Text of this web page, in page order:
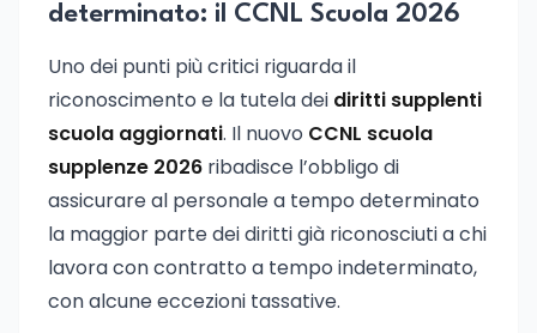
determinato: il CCNL Scuola 2026
Uno dei punti più critici riguarda il
riconoscimento e la tutela dei diritti supplenti
scuola aggiornati. Il nuovo CCNL scuola
supplenze 2026 ribadisce l’obbligo di
assicurare al personale a tempo determinato
la maggior parte dei diritti già riconosciuti a chi
lavora con contratto a tempo indeterminato,
con alcune eccezioni tassative.